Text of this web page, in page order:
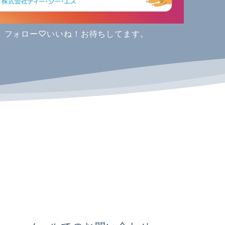
ォロー♡いいね！お待ちしてます。